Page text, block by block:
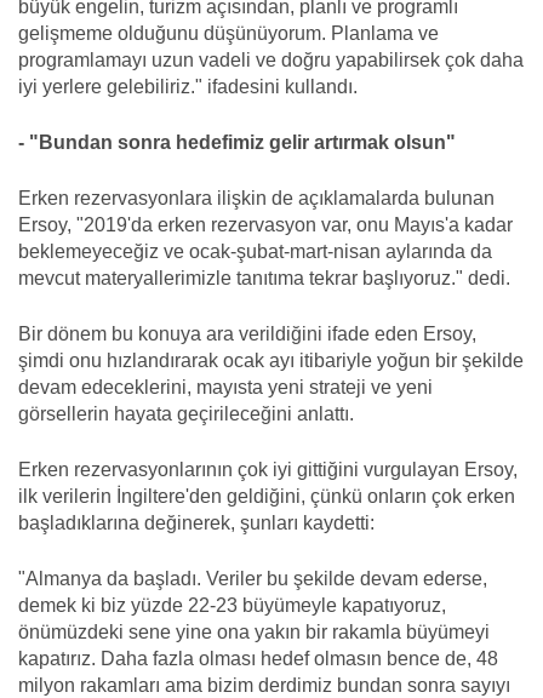
büyük engelin, turizm açısından, planlı ve programlı
gelişmeme olduğunu düşünüyorum. Planlama ve
programlamayı uzun vadeli ve doğru yapabilirsek çok daha
iyi yerlere gelebiliriz." ifadesini kullandı.
- "Bundan sonra hedefimiz gelir artırmak olsun"
Erken rezervasyonlara ilişkin de açıklamalarda bulunan
Ersoy, "2019'da erken rezervasyon var, onu Mayıs'a kadar
beklemeyeceğiz ve ocak-şubat-mart-nisan aylarında da
mevcut materyallerimizle tanıtıma tekrar başlıyoruz." dedi.
Bir dönem bu konuya ara verildiğini ifade eden Ersoy,
şimdi onu hızlandırarak ocak ayı itibariyle yoğun bir şekilde
devam edeceklerini, mayısta yeni strateji ve yeni
görsellerin hayata geçirileceğini anlattı.
Erken rezervasyonlarının çok iyi gittiğini vurgulayan Ersoy,
ilk verilerin İngiltere'den geldiğini, çünkü onların çok erken
başladıklarına değinerek, şunları kaydetti:
"Almanya da başladı. Veriler bu şekilde devam ederse,
demek ki biz yüzde 22-23 büyümeyle kapatıyoruz,
önümüzdeki sene yine ona yakın bir rakamla büyümeyi
kapatırız. Daha fazla olması hedef olmasın bence de, 48
milyon rakamları ama bizim derdimiz bundan sonra sayıyı